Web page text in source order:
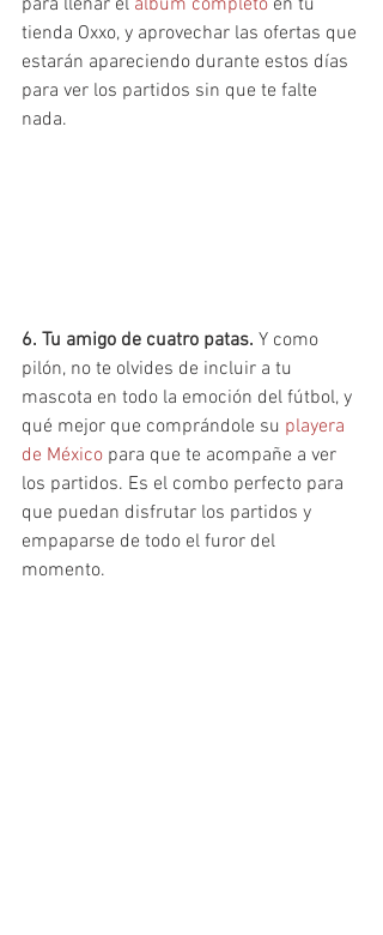
para llenar el álbum completo en tu
tienda Oxxo, y aprovechar las ofertas que
estarán apareciendo durante estos días
para ver los partidos sin que te falte
nada.
6. Tu amigo de cuatro patas. Y como
pilón, no te olvides de incluir a tu
mascota en todo la emoción del fútbol, y
qué mejor que comprándole su playera
de México para que te acompañe a ver
los partidos. Es el combo perfecto para
que puedan disfrutar los partidos y
empaparse de todo el furor del
momento.